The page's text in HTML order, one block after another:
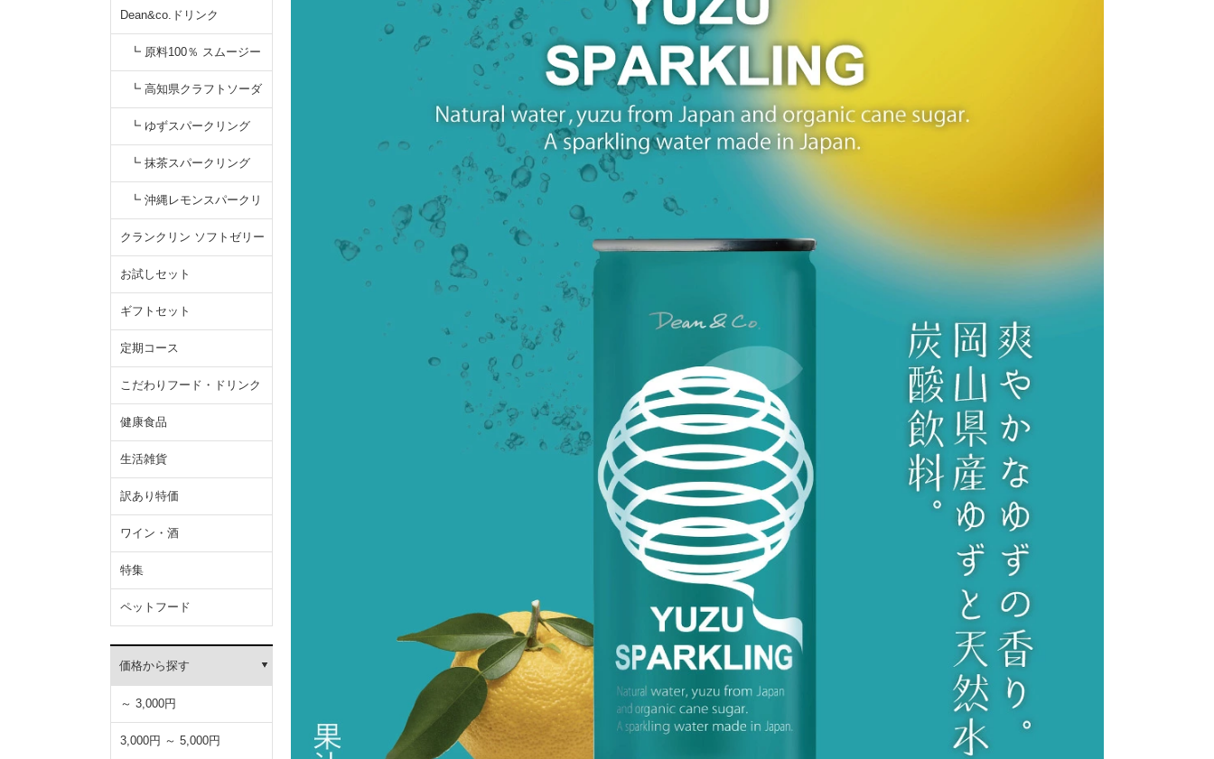
Dean&co.ドリンク
┗ 原料100％ スムージー
（ミックスジュース）
┗ 高知県クラフトソーダ
┗ ゆずスパークリング
┗ 抹茶スパークリング
┗ 沖縄レモンスパークリ
ング
クランクリン ソフトゼリー
お試しセット
ギフトセット
定期コース
こだわりフード・ドリンク
健康食品
生活雑貨
訳あり特価
ワイン・酒
特集
ペットフード
価格から探す
～ 3,000円
3,000円 ～ 5,000円